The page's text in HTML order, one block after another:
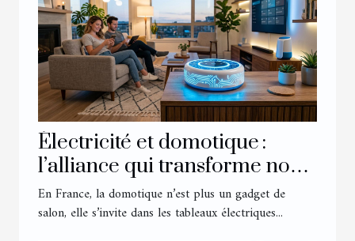
Électricité et domotique :
l’alliance qui transforme nos
routines quotidiennes
En France, la domotique n’est plus un gadget de
salon, elle s’invite dans les tableaux électriques...